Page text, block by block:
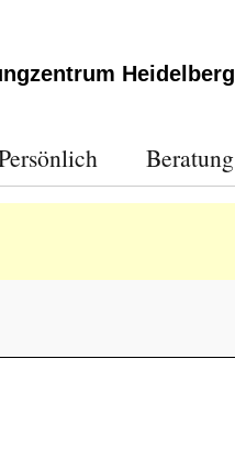
Heidelberg
Beratung